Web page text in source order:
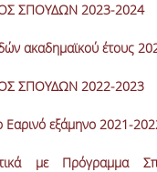
ΣΠΟΥΔΩΝ 2023-2024
ακαδημαϊκού έτους
ΣΠΟΥΔΩΝ 2022-2023
Εαρινό εξάμηνο 2021-
με Πρόγραμμα